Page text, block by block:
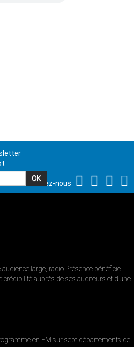
Suivez-nous
large, radio Présence bénéficie
crédibilité auprès de ses auditeurs et d’une
en FM sur sept départements de